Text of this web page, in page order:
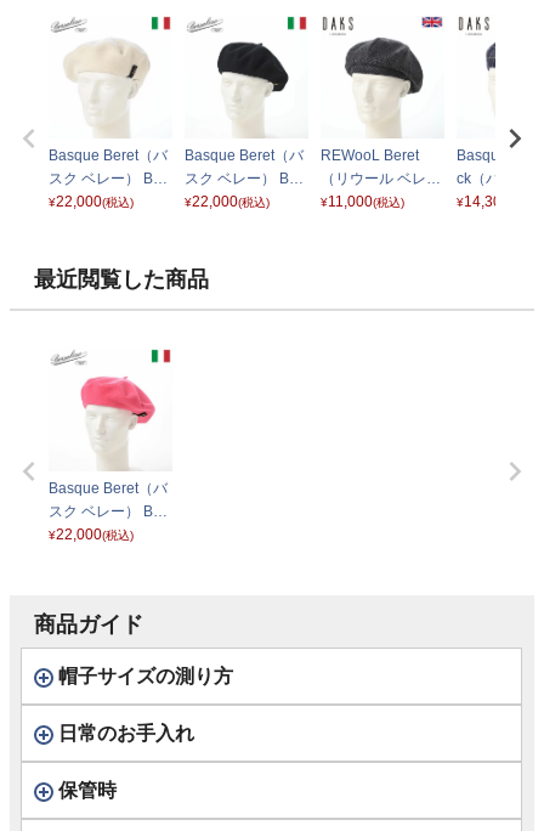
Basque Beret（バ
スク ベレー） B80
002 ホワイト
¥22,000(税込)
Basque Beret（バ
スク ベレー） B80
002 ブラック
¥22,000(税込)
REWooL Beret
（リウール ベレ
ー） D9219 ブラ
¥11,000(税込)
Basque
ck（バスク
チェック）
¥14,300
最近閲覧した商品
Basque Beret（バ
スク ベレー） B80
002 ピンク
¥22,000(税込)
商品ガイド
帽子サイズの測り方
日常のお手入れ
保管時